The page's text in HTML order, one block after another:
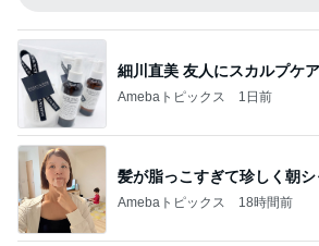
細川直美 友人にスカルプケ
Amebaトピックス 1日前
髪が脂っこすぎて珍しく朝
Amebaトピックス 18時間前